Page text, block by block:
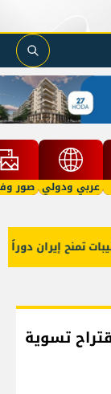
عربي ودولي صور
تمنح إيران دوراً
تسوية